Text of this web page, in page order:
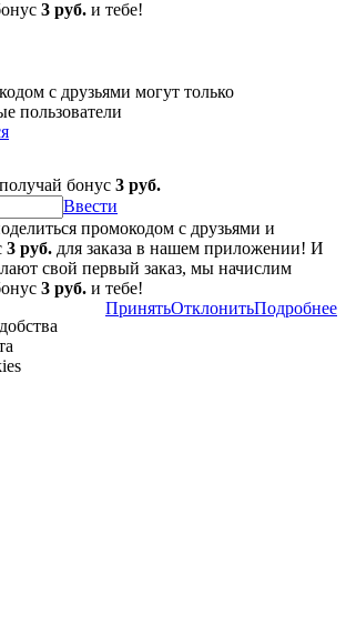
3 руб. и тебе!
с друзьями могут только
пользователи
бонус 3 руб.
Ввести
промокодом с друзьями и
3 руб. для заказа в нашем приложении! И
свой первый заказ, мы начислим
3 руб. и тебе!
ПринятьОтклонитьПодробнее